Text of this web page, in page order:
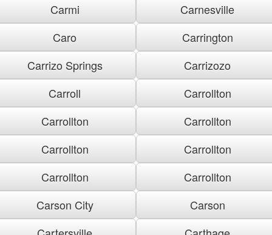
Carmi
Carnesville
Caro
Carrington
Carrizo Springs
Carrizozo
Carroll
Carrollton
Carrollton
Carrollton
Carrollton
Carrollton
Carrollton
Carrollton
Carson City
Carson